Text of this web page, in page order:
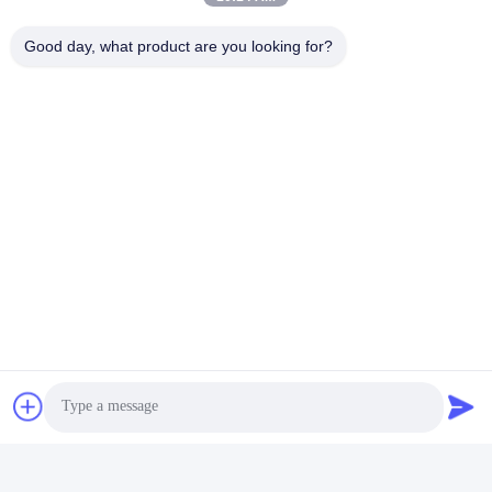
Η διεύθυνσή μας
Πολιτική απορρήτου
Good day, what product are you looking for?